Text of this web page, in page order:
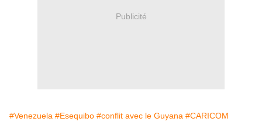
Publicité
#Venezuela #Esequibo #conflit avec le Guyana #CARICOM